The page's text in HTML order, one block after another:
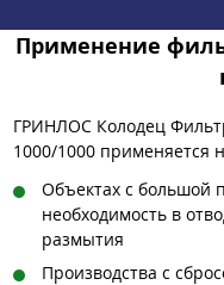
Применение
ГРИНЛОС Колодец
1000/1000 применяется
Объектах с большой
необходимость в
размытия
Производства с